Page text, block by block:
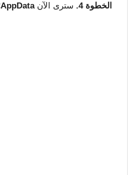
الخطوة 4. سترى الآنAppData> المجلد المحلي